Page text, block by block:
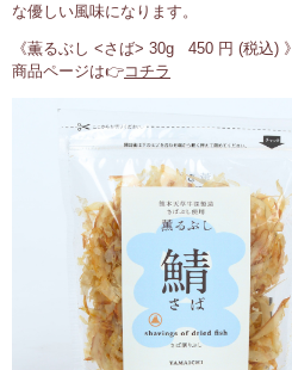
な優しい風味になります。
《薫るぶし <さば> 30g 450 円 (税込) 》
商品ページは👉コチラ